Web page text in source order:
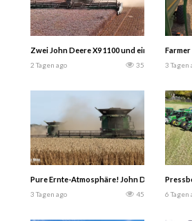
Zwei John Deere X9 1100 und ein Claas
2 Tagen ago 35 3 Tagen
Pure Ernte-Atmosphäre! John Deere X9
3 Tagen ago 45 6 Tagen